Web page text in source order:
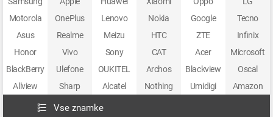
Motorola
OnePlus Lenovo Nokia Google
Tecno
Asus
Realme Meizu HTC ZTE
Infinix
Honor
Vivo Sony CAT Acer
Microsoft
BlackBerry
Ulefone OUKITEL Archos Blackview
Oscal
Allview
Sharp Alcatel Nothing Umidigi Amazon
Vse znamke